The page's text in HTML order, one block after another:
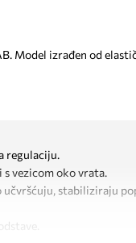
Model izrađen od
regulaciju.
vezicom oko vrata.
stabiliziraju